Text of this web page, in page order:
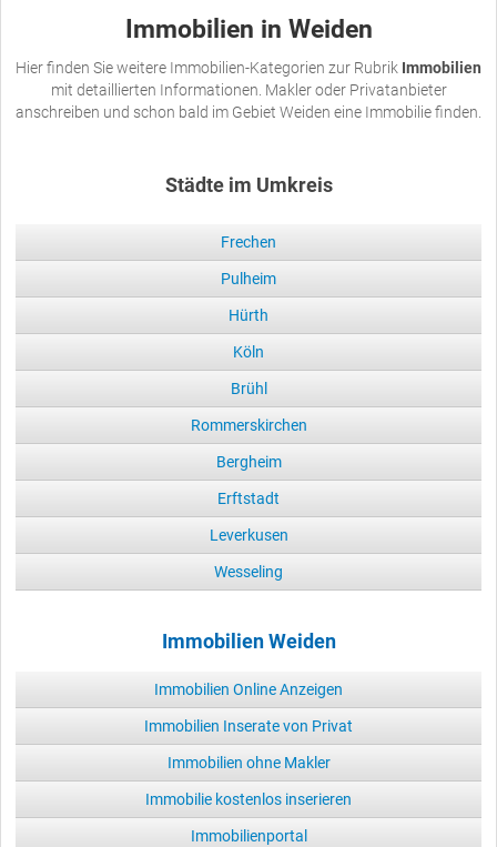
Immobilien in Weiden
Hier finden Sie weitere Immobilien-Kategorien zur Rubrik Immobilien
mit detaillierten Informationen. Makler oder Privatanbieter
anschreiben und schon bald im Gebiet Weiden eine Immobilie finden.
Städte im Umkreis
Frechen
Pulheim
Hürth
Köln
Brühl
Rommerskirchen
Bergheim
Erftstadt
Leverkusen
Wesseling
Immobilien Weiden
Immobilien Online Anzeigen
Immobilien Inserate von Privat
Immobilien ohne Makler
Immobilie kostenlos inserieren
Immobilienportal